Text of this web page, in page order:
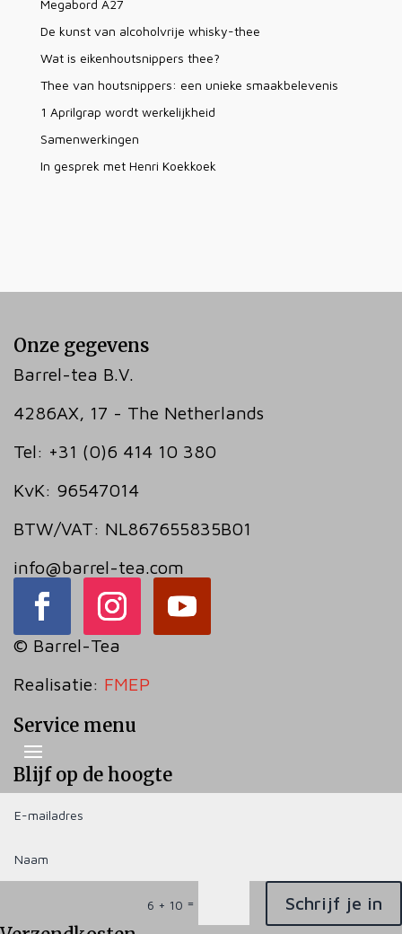
Megabord A27
De kunst van alcoholvrije whisky-thee
Wat is eikenhoutsnippers thee?
Thee van houtsnippers: een unieke smaakbelevenis
1 Aprilgrap wordt werkelijkheid
Samenwerkingen
In gesprek met Henri Koekkoek
Onze gegevens
Barrel-tea B.V.
4286AX, 17 - The Netherlands
Tel: +31 (0)6 414 10 380
KvK: 96547014
BTW/VAT: NL867655835B01
info@barrel-tea.com
© Barrel-Tea
Realisatie: FMEP
Service menu
Blijf op de hoogte
6 + 10 = Schrijf je in